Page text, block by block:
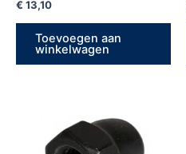
€ 13,10
Toevoegen aan
winkelwagen